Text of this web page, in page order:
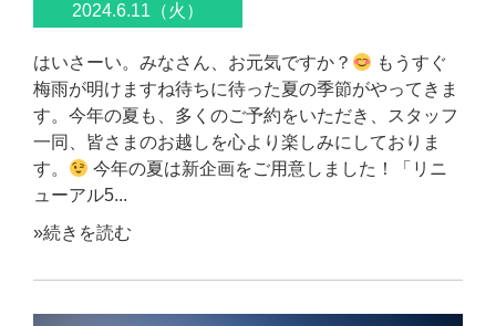
2024.6.11（火）
はいさーい。みなさん、お元気ですか？
もうすぐ
梅雨が明けますね待ちに待った夏の季節がやってきま
す。今年の夏も、多くのご予約をいただき、スタッフ
一同、皆さまのお越しを心より楽しみにしておりま
す。
今年の夏は新企画をご用意しました！「リニ
ューアル5...
»続きを読む